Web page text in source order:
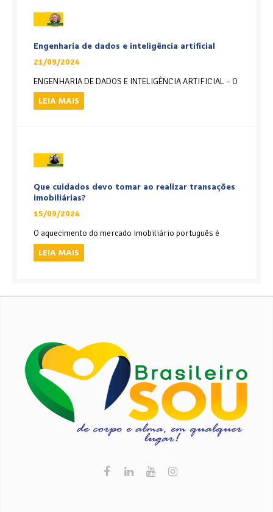
Engenharia de dados e inteligência artificial
21/09/2024
ENGENHARIA DE DADOS E INTELIGÊNCIA ARTIFICIAL – O
LEIA MAIS
Que cuidados devo tomar ao realizar transações
imobiliárias?
15/09/2024
O aquecimento do mercado imobiliário português é
LEIA MAIS